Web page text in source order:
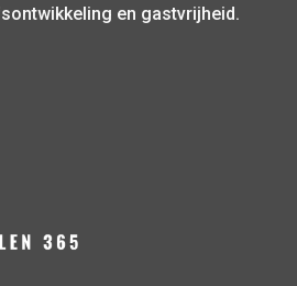
en gastvrijheid.